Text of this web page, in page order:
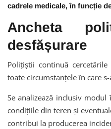
cadrele medicale, în funcție
Ancheta
desfășurare
Polițiștii continuă
toate circumstanțele în care
Se analizează inclusiv
condițiile din teren și
contribui la producerea